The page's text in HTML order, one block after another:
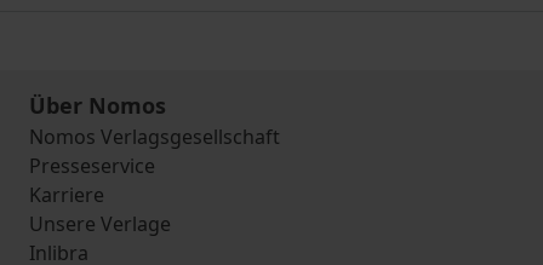
Über Nomos
Nomos Verlagsgesellschaft
Presseservice
Karriere
Unsere Verlage
Inlibra